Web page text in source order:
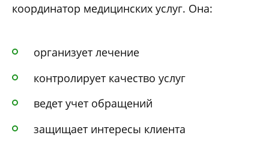
координатор медицинских услуг. Она:
организует лечение
контролирует качество услуг
ведет учет обращений
защищает интересы клиента